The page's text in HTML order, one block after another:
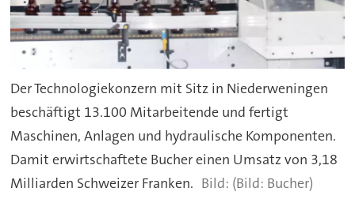
Der Technologiekonzern mit Sitz in Niederweningen
beschäftigt 13.100 Mitarbeitende und fertigt
Maschinen, Anlagen und hydraulische Komponenten.
Damit erwirtschaftete Bucher einen Umsatz von 3,18
Milliarden Schweizer Franken.
(Bild: Bucher)